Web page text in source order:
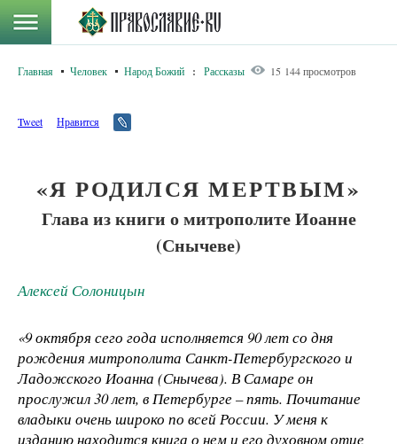
Главная Человек Народ Божий : Рассказы 15 144 просмотров
Tweet Нравится
«Я РОДИЛСЯ МЕРТВЫМ»
Глава из книги о митрополите Иоанне
(Снычеве)
Алексей Солоницын
«9 октября сего года исполняется 90 лет со дня
рождения митрополита Санкт-Петербургского и
Ладожского Иоанна (Снычева). В Самаре он
прослужил 30 лет, в Петербурге – пять. Почитание
владыки очень широко по всей России. У меня к
изданию находится книга о нем и его духовном отце